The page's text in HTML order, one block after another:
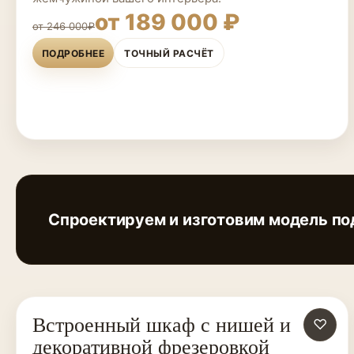
от 246 000₽от 189 000 ₽
ПОДРОБНЕЕ ТОЧНЫЙ РАСЧЁТ
Спроектируем и изготовим модель
ШКАФЫ НА ЗАКАЗ ♡
Встроенный шкаф с нишей и
декоративной фрезеровкой